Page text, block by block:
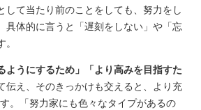
して当たり前のことをしても、努力をし
具体的に言うと「遅刻をしない」や「忘
ようにするため」「より高みを目指すた
伝え、そのきっかけも交えると、より充
。「努力家にも色々なタイプがあるの